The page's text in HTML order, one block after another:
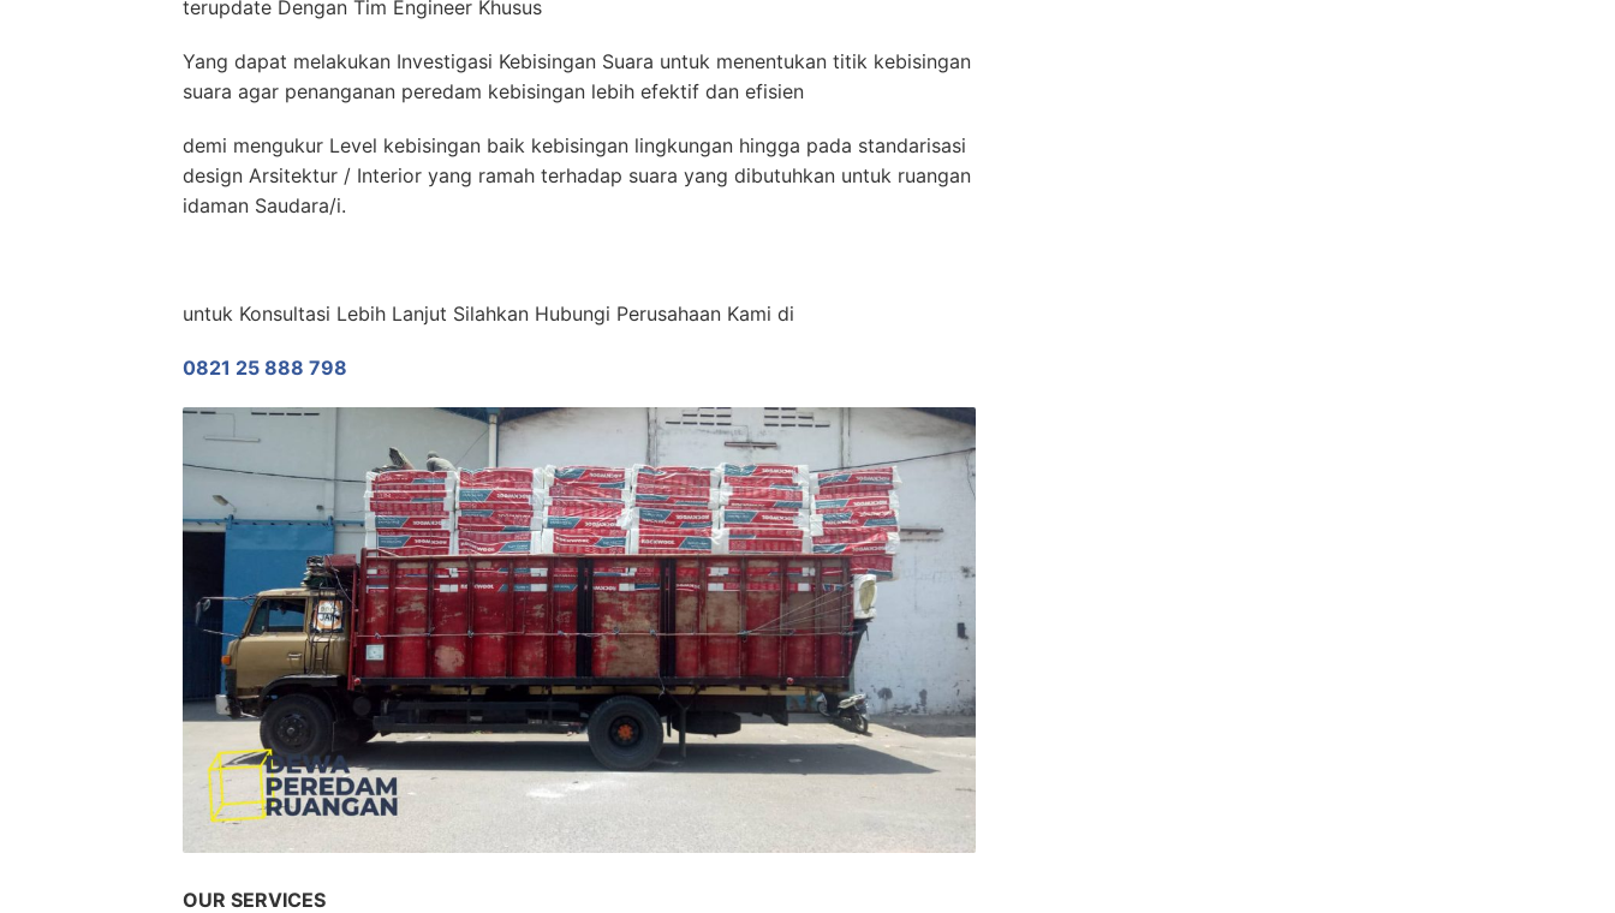
terupdate Dengan Tim Engineer Khusus
Yang dapat melakukan Investigasi Kebisingan Suara untuk menentukan titik kebisingan
suara agar penanganan peredam kebisingan lebih efektif dan efisien
demi mengukur Level kebisingan baik kebisingan lingkungan hingga pada standarisasi
design Arsitektur / Interior yang ramah terhadap suara yang dibutuhkan untuk ruangan
idaman Saudara/i.
untuk Konsultasi Lebih Lanjut Silahkan Hubungi Perusahaan Kami di
0821 25 888 798
OUR SERVICES